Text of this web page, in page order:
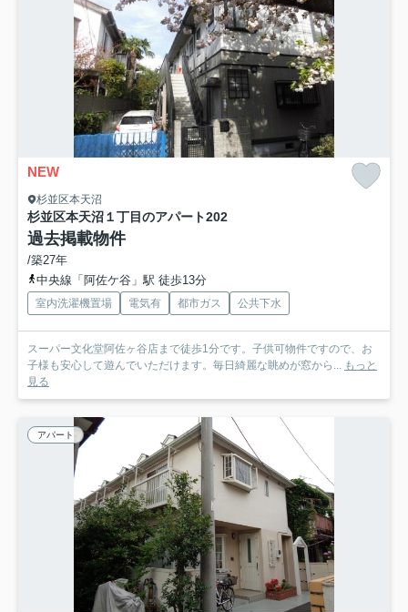
NEW
杉並区本天沼
杉並区本天沼１丁目のアパート202
過去掲載物件
/築27年
中央線「阿佐ケ谷」駅 徒歩13分
室内洗濯機置場 電気有 都市ガス 公共下水
スーパー文化堂阿佐ヶ谷店まで徒歩1分です。子供可物件ですので、お
子様も安心して遊んでいただけます。毎日綺麗な眺めが窓から... もっと
見る
アパート